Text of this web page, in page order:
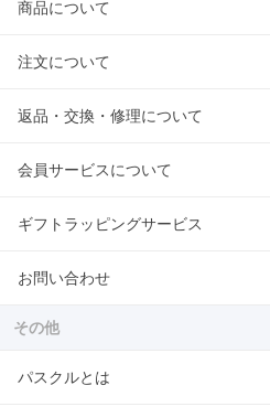
商品について
注文について
返品・交換・修理について
会員サービスについて
ギフトラッピングサービス
お問い合わせ
その他
パスクルとは